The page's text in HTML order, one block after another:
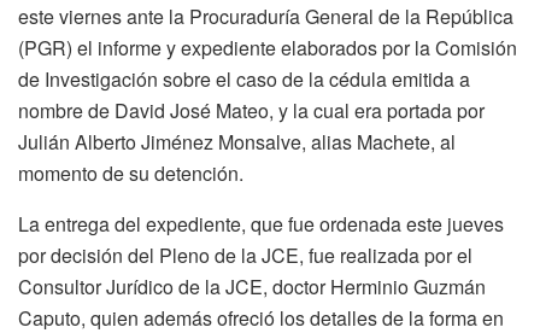
este viernes ante la Procuraduría General de la República
(PGR) el informe y expediente elaborados por la Comisión
de Investigación sobre el caso de la cédula emitida a
nombre de David José Mateo, y la cual era portada por
Julián Alberto Jiménez Monsalve, alias Machete, al
momento de su detención.
La entrega del expediente, que fue ordenada este jueves
por decisión del Pleno de la JCE, fue realizada por el
Consultor Jurídico de la JCE, doctor Herminio Guzmán
Caputo, quien además ofreció los detalles de la forma en